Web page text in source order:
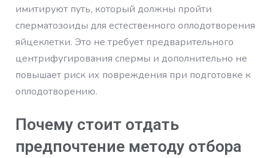
имитируют путь, который должны пройти
сперматозоиды для естественного оплодотворения
яйцеклетки. Это не требует предварительного
центрифугирования спермы и дополнительно не
повышает риск их повреждения при подготовке к
оплодотворению.
Почему стоит отдать
предпочтение методу отбора